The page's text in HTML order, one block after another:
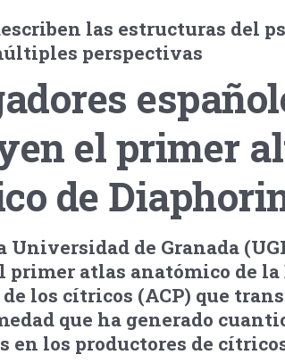
las estructuras del
perspectivas
el primer
de
de Granada
primer atlas anatómico de
los cítricos (ACP) que
que ha generado
en los productores de